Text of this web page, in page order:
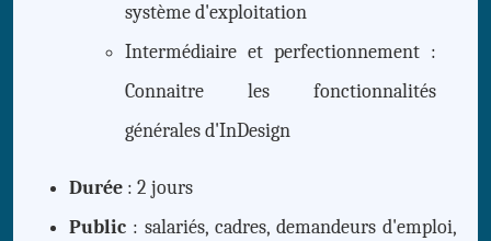
système d'exploitation
Intermédiaire et perfectionnement :
Connaitre les fonctionnalités
générales d'InDesign
Durée: 2 jours
Public: salariés, cadres, demandeurs d'emploi,